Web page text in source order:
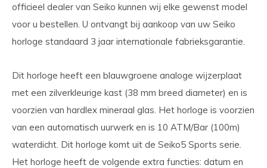
officieel dealer van Seiko kunnen wij elke gewenst model
voor u bestellen. U ontvangt bij aankoop van uw Seiko
horloge standaard 3 jaar internationale fabrieksgarantie.
Dit horloge heeft een blauwgroene analoge wijzerplaat
met een zilverkleurige kast (38 mm breed diameter) en is
voorzien van hardlex mineraal glas. Het horloge is voorzien
van een automatisch uurwerk en is 10 ATM/Bar (100m)
waterdicht. Dit horloge komt uit de Seiko5 Sports serie.
Het horloge heeft de volgende extra functies: datum en